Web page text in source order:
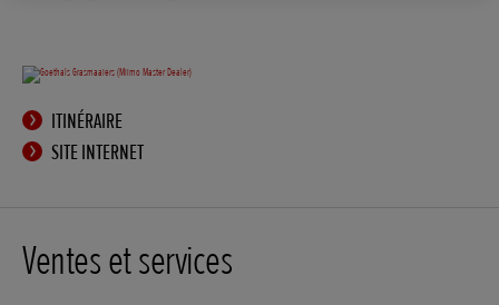
ITINÉRAIRE
SITE INTERNET
Ventes et services